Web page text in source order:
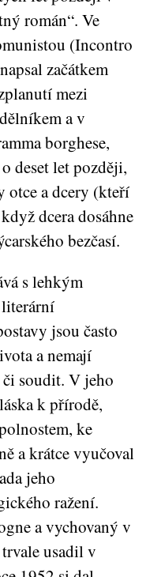
román“. Ve
(Incontro
začátkem
mezi
a v
borghese,
deset let později,
otce a dcery (kteří
dcera dosáhne
bezčasí.
s lehkým
jsou často
a nemají
soudit. V jeho
k přírodě,
ke
a krátce vyučoval
jeho
ražení.
a vychovaný v
usadil v